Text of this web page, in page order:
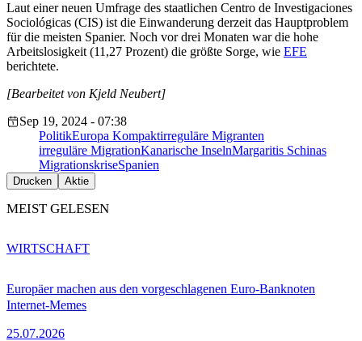
Laut einer neuen Umfrage des staatlichen Centro de Investigaciones
Sociológicas (CIS) ist die Einwanderung derzeit das Hauptproblem
für die meisten Spanier. Noch vor drei Monaten war die hohe
Arbeitslosigkeit (11,27 Prozent) die größte Sorge, wie EFE
berichtete.
[Bearbeitet von Kjeld Neubert]
Sep 19, 2024 - 07:38
PolitikEuropa Kompaktirreguläre Migranten
irreguläre MigrationKanarische InselnMargaritis Schinas
MigrationskriseSpanien
Drucken Aktie
MEIST GELESEN
Europäer machen aus den vorgeschlagenen Euro-Banknoten
Internet-Memes
25.07.2026
WIRTSCHAFT